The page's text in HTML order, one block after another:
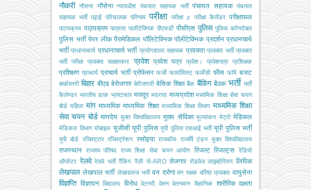
नौकरी नौसना नौसेना न्यायधीश पंचयात सहायक भर्ती पंचायत सहायक पंचायत
सहायक भर्ती पढ़ाई परिचालक परिणाम परीक्षा परीक्षा z परीक्षा कैलेंडर परीक्षाफल
पाठयक्रम पाठ्यक्रम पात्रता पालीटेक्निक पीएचडी पीसीएस पुलिस पुलिस कॉन्स्टेबल
पुलिस भर्ती पेपर लीक पैरामेडिकल पॉलिटेक्निक पॉलीटेक्निक प्रदर्शन प्रधानचार्य
भर्ती प्रधानाचार्य प्रधानाचार्य भर्ती प्रयोगशाला सहायक प्रवक्ता प्रवक्ता भर्ती प्रवक्ता
भर्ती परीक्षा
प्रवक्ता साक्षात्कार प्रवेश प्रवेश पत्र प्रवेश। प्रवेशपत्र प्रशिक्षक
प्रशिक्षण प्राचार्य प्राचार्य भर्ती प्रोफेसर फर्जी फार्मासिस्ट फार्मेसी फीस फॉर्म बजट
बर्खास्तगी बिहार बीएड बेरोजगार बेरोजगारी बेसिक शिक्षा बैंक बैंकिंग बैठक भर्ती भर्ती
कैलेण्डर भारतीय डाक भ्रष्टाचार मजदूर मदरसा मध्यप्रदेश मध्यमिक शिक्षा सेवा चयन
बोर्ड महिला मांग माध्यमिक माध्यमिक शिक्षा माध्यमिक शिक्षा विभाग माध्यमिक शिक्षा
सेवा चयन बोर्ड मानदेय मुक्त विश्वविद्यालय मुख्य सेविका मूल्यांकन मेट्रो मेडिकल
मेडिकल विभाग मोबाइल यूजीसी यूपी पुलिस यूपी पुलिस एसआई भर्ती यूपी पुलिस भर्ती
यूपी बोर्ड रजिस्ट्रार रजिस्ट्रेशन रसोइया राजकीय राजर्षि टंडन मुक्त विश्वविद्यालय
राजस्थान राजस्व परिषद राज्य शिक्षा सेवा चयन आयोग रिजल्ट रिजल्ट्स
रेडियो
ऑपरेटर रेलवे रेलवे भर्ती रैंकिंग रैली रो-ARO रोजगार रोडवेज लाइब्रेरियन लिपिक
लेखपाल लेखपाल भर्ती लेखपालज भर्ती वन दरोगा वन रक्षक वरिष्ठ प्रवक्ता वायुसेना
विज्ञप्ति विज्ञापन विद्यालय विरोध वेटनरी वेतन वेतनमान वैज्ञानिक शारीरिक दक्षता